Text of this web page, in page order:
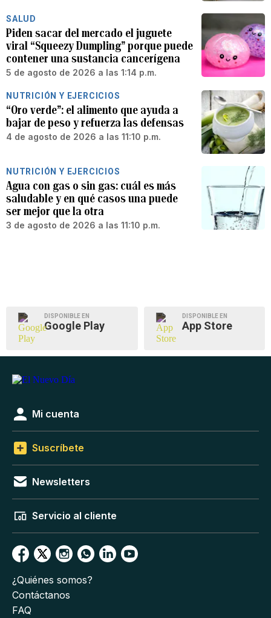
SALUD
Piden sacar del mercado el juguete
viral “Squeezy Dumpling” porque puede
contener una sustancia cancerígena
5 de agosto de 2026 a las 1:14 p.m.
NUTRICIÓN Y EJERCICIOS
“Oro verde”: el alimento que ayuda a
bajar de peso y refuerza las defensas
4 de agosto de 2026 a las 11:10 p.m.
NUTRICIÓN Y EJERCICIOS
Agua con gas o sin gas: cuál es más
saludable y en qué casos una puede
ser mejor que la otra
3 de agosto de 2026 a las 11:10 p.m.
DISPONIBLE EN
Google Play
DISPONIBLE EN
App Store
Mi cuenta
Suscríbete
Newsletters
Servicio al cliente
¿Quiénes somos?
Contáctanos
FAQ